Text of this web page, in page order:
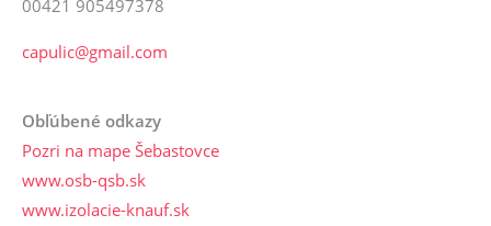
00421 905497378
capulic@gmail.com
Obľúbené odkazy
Pozri na mape Šebastovce
www.osb-qsb.sk
www.izolacie-knauf.sk